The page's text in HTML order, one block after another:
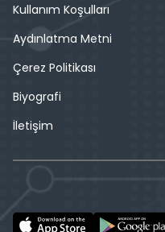
Kullanım Koşulları
Aydınlatma Metni
Çerez Politikası
Biyografi
İletişim